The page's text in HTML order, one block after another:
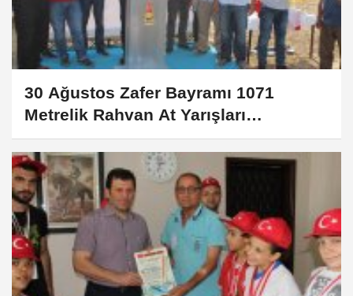
30 Ağustos Zafer Bayramı 1071
Metrelik Rahvan At Yarışları
Gerçekleştirildi